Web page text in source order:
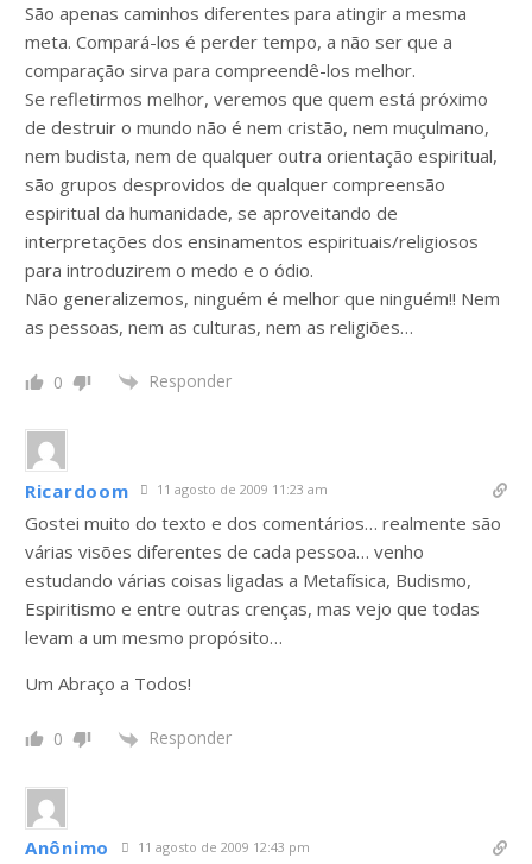
São apenas caminhos diferentes para atingir a mesma
meta. Compará-los é perder tempo, a não ser que a
comparação sirva para compreendê-los melhor.
Se refletirmos melhor, veremos que quem está próximo
de destruir o mundo não é nem cristão, nem muçulmano,
nem budista, nem de qualquer outra orientação espiritual,
são grupos desprovidos de qualquer compreensão
espiritual da humanidade, se aproveitando de
interpretações dos ensinamentos espirituais/religiosos
para introduzirem o medo e o ódio.
Não generalizemos, ninguém é melhor que ninguém!! Nem
as pessoas, nem as culturas, nem as religiões…
0 Responder
Ricardoom 11 agosto de 2009 11:23 am
Gostei muito do texto e dos comentários… realmente são
várias visões diferentes de cada pessoa… venho
estudando várias coisas ligadas a Metafísica, Budismo,
Espiritismo e entre outras crenças, mas vejo que todas
levam a um mesmo propósito…
Um Abraço a Todos!
0 Responder
Anônimo 11 agosto de 2009 12:43 pm